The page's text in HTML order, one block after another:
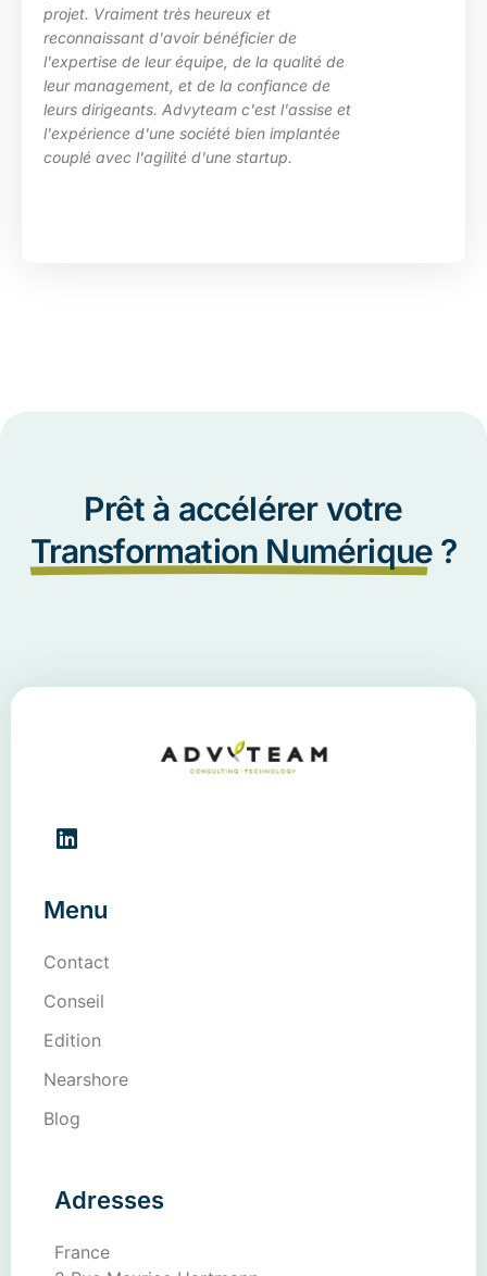
très heureux et
d'avoir bénéficier de
de leur équipe, de la qualité de
et de la confiance de
Advyteam c'est l'assise et
d'une société bien implantée
l'agilité d'une startup.
Prêt à accélérer votre
Transformation Numérique ?
Menu
Contact
Conseil
Edition
Nearshore
Blog
Adresses
France